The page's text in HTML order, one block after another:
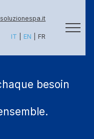
IT EN |FR
besoin